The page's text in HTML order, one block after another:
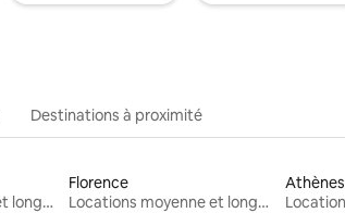
Destinations à proximité
Locations moyenne et longue durée
Florence
Locations moyenne et longue durée
Athènes